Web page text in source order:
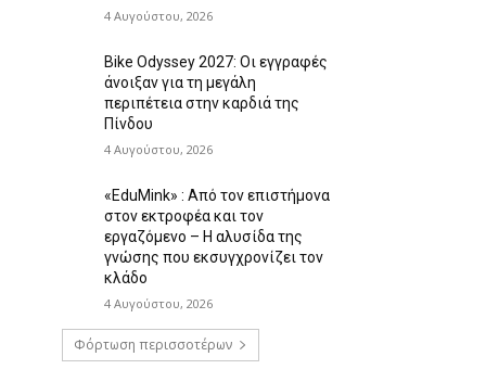
4 Αυγούστου, 2026
Bike Odyssey 2027: Οι εγγραφές
άνοιξαν για τη μεγάλη
περιπέτεια στην καρδιά της
Πίνδου
4 Αυγούστου, 2026
«EduMink» : Από τον επιστήμονα
στον εκτροφέα και τον
εργαζόμενο – Η αλυσίδα της
γνώσης που εκσυγχρονίζει τον
κλάδο
4 Αυγούστου, 2026
Φόρτωση περισσοτέρων